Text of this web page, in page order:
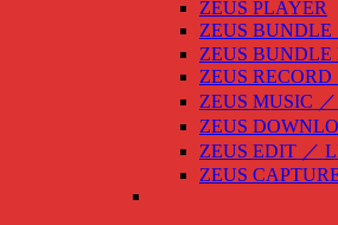
ZEUS PLAYER
ZEUS BUNDLE
ZEUS BUNDLE
ZEUS RECORD
ZEUS MUSIC ／
ZEUS
ZEUS EDIT ／
ZEUS